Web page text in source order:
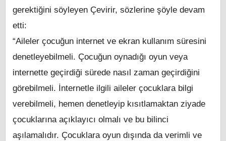
gerektiğini söyleyen Çevirir, sözlerine şöyle devam
etti:
“Aileler çocuğun internet ve ekran kullanım süresini
denetleyebilmeli. Çocuğun oynadığı oyun veya
internette geçirdiği sürede nasıl zaman geçirdiğini
görebilmeli. İnternetle ilgili aileler çocuklara bilgi
verebilmeli, hemen denetleyip kısıtlamaktan ziyade
çocuklarına açıklayıcı olmalı ve bu bilinci
aşılamalıdır. Çocuklara oyun dışında da verimli ve